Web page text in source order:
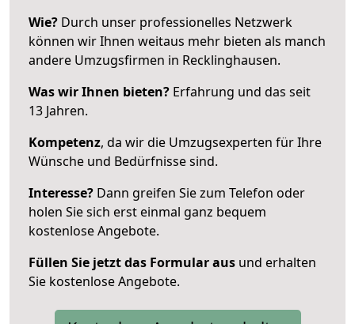
Wie? Durch unser professionelles Netzwerk
können wir Ihnen weitaus mehr bieten als manch
andere Umzugsfirmen in Recklinghausen.
Was wir Ihnen bieten? Erfahrung und das seit
13 Jahren.
Kompetenz, da wir die Umzugsexperten für Ihre
Wünsche und Bedürfnisse sind.
Interesse? Dann greifen Sie zum Telefon oder
holen Sie sich erst einmal ganz bequem
kostenlose Angebote.
Füllen Sie jetzt das Formular aus und erhalten
Sie kostenlose Angebote.